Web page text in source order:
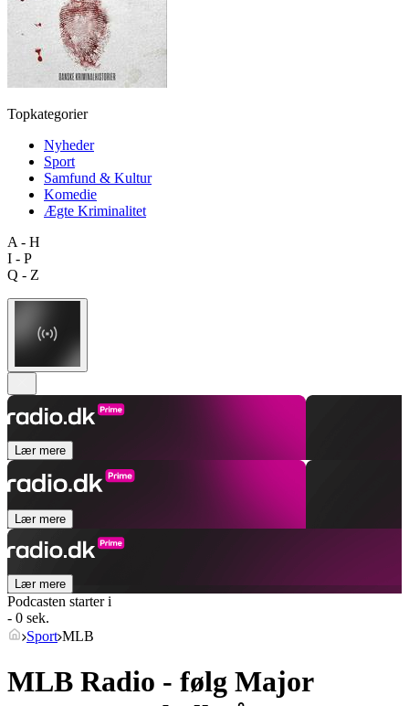
Topkategorier
Nyheder
Sport
Samfund & Kultur
Komedie
Ægte Kriminalitet
A - H
I - P
Q - Z
Lær mere
Lær mere
Lær mere
Podcasten starter i
- 0 sek.
Sport MLB
MLB Radio - følg Major